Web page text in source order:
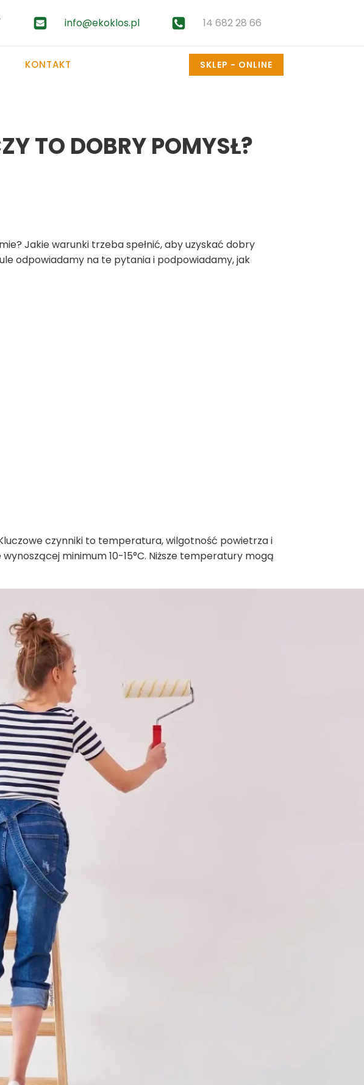
info@ekoklos.pl 14 682 28 66
KONTAKT SKLEP - ONLINE
TO DOBRY POMYSŁ?
Jakie warunki trzeba spełnić, aby uzyskać dobry
odpowiadamy na te pytania i podpowiadamy, jak
czynniki to temperatura, wilgotność powietrza i
minimum 10-15°C. Niższe temperatury mogą